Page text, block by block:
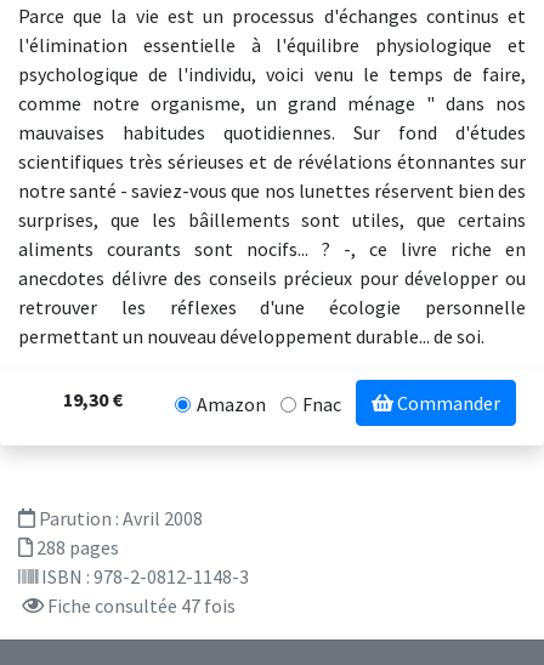
Parce que la vie est un processus d'échanges continus et
l'élimination essentielle à l'équilibre physiologique et
psychologique de l'individu, voici venu le temps de faire,
comme notre organisme, un grand ménage " dans nos
mauvaises habitudes quotidiennes. Sur fond d'études
scientifiques très sérieuses et de révélations étonnantes sur
notre santé - saviez-vous que nos lunettes réservent bien des
surprises, que les bâillements sont utiles, que certains
aliments courants sont nocifs... ? -, ce livre riche en
anecdotes délivre des conseils précieux pour développer ou
retrouver les réflexes d'une écologie personnelle
permettant un nouveau développement durable... de soi.
19,30 € Amazon Fnac Commander
Parution : Avril 2008
288 pages
ISBN : 978-2-0812-1148-3
Fiche consultée 47 fois